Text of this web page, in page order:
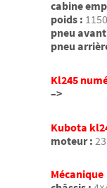
cabine
poids :
pneu
pneu
Kl245
–>
Kubota
moteur :
Mécanique